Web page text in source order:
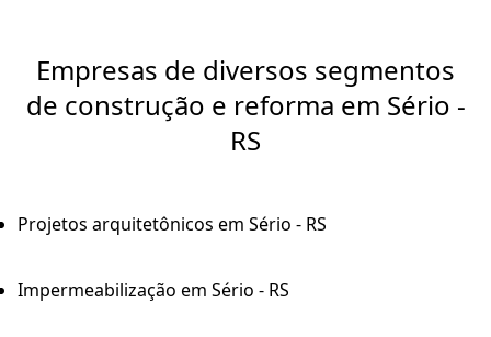
Empresas de diversos segmentos
de construção e reforma em Sério -
RS
Projetos arquitetônicos em Sério - RS
Impermeabilização em Sério - RS